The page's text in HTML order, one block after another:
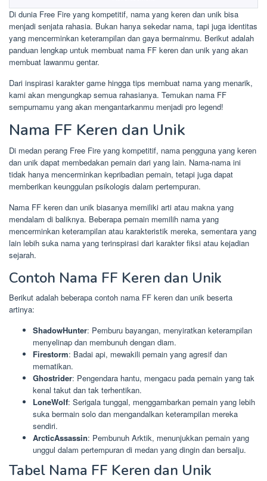
Di dunia Free Fire yang kompetitif, nama yang keren dan unik bisa
menjadi senjata rahasia. Bukan hanya sekedar nama, tapi juga identitas
yang mencerminkan keterampilan dan gaya bermainmu. Berikut adalah
panduan lengkap untuk membuat nama FF keren dan unik yang akan
membuat lawanmu gentar.
Dari inspirasi karakter game hingga tips membuat nama yang menarik,
kami akan mengungkap semua rahasianya. Temukan nama FF
sempurnamu yang akan mengantarkanmu menjadi pro legend!
Nama FF Keren dan Unik
Di medan perang Free Fire yang kompetitif, nama pengguna yang keren
dan unik dapat membedakan pemain dari yang lain. Nama-nama ini
tidak hanya mencerminkan kepribadian pemain, tetapi juga dapat
memberikan keunggulan psikologis dalam pertempuran.
Nama FF keren dan unik biasanya memiliki arti atau makna yang
mendalam di baliknya. Beberapa pemain memilih nama yang
mencerminkan keterampilan atau karakteristik mereka, sementara yang
lain lebih suka nama yang terinspirasi dari karakter fiksi atau kejadian
sejarah.
Contoh Nama FF Keren dan Unik
Berikut adalah beberapa contoh nama FF keren dan unik beserta
artinya:
ShadowHunter: Pemburu bayangan, menyiratkan keterampilan
menyelinap dan membunuh dengan diam.
Firestorm: Badai api, mewakili pemain yang agresif dan
mematikan.
Ghostrider: Pengendara hantu, mengacu pada pemain yang tak
kenal takut dan tak terhentikan.
LoneWolf: Serigala tunggal, menggambarkan pemain yang lebih
suka bermain solo dan mengandalkan keterampilan mereka
sendiri.
ArcticAssassin: Pembunuh Arktik, menunjukkan pemain yang
unggul dalam pertempuran di medan yang dingin dan bersalju.
Tabel Nama FF Keren dan Unik